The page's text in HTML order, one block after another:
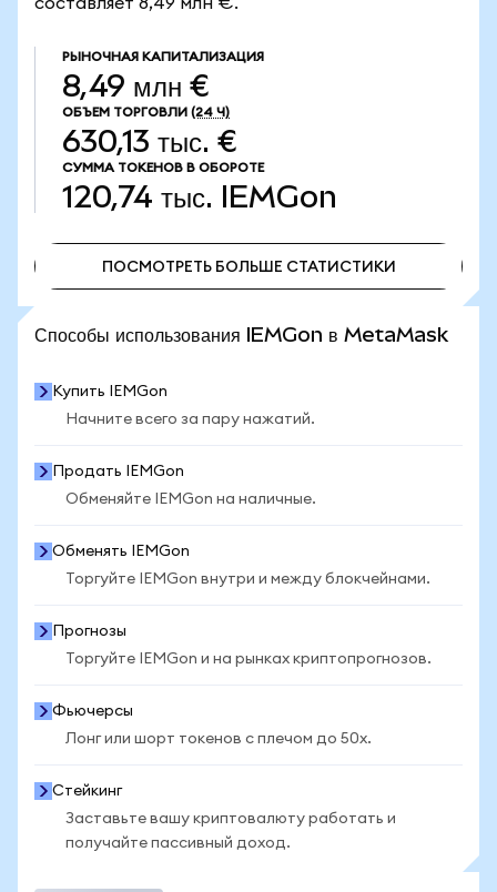
РЫНОЧНАЯ КАПИТАЛИЗАЦИЯ
8,49 млн €
ОБЪЕМ ТОРГОВЛИ (24 Ч)
630,13 тыс. €
СУММА ТОКЕНОВ В ОБОРОТЕ
120,74 тыс. IEMGon
ПОСМОТРЕТЬ БОЛЬШЕ СТАТИСТИКИ
Способы использования IEMGon в MetaMask
Купить IEMGon
Начните всего за пару нажатий.
Продать IEMGon
Обменяйте IEMGon на наличные.
Обменять IEMGon
Торгуйте IEMGon внутри и между блокчейнами.
Прогнозы
Торгуйте IEMGon и на рынках криптопрогнозов.
Фьючерсы
Лонг или шорт токенов с плечом до 50x.
Стейкинг
Заставьте вашу криптовалюту работать и
получайте пассивный доход.